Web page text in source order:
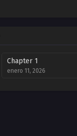
Chapter 1
enero 11, 2026